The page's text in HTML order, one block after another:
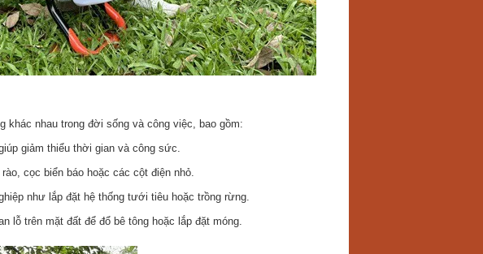
khác nhau trong đời sống và công việc, bao gồm:
giảm thiểu thời gian và công sức.
cọc biển báo hoặc các cột điện nhỏ.
như lắp đặt hệ thống tưới tiêu hoặc trồng rừng.
lỗ trên mặt đất để đổ bê tông hoặc lắp đặt móng.